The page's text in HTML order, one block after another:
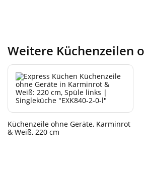
Weitere Küchenzeilen
Küchenzeile ohne Geräte, Karminrot
& Weiß, 220 cm